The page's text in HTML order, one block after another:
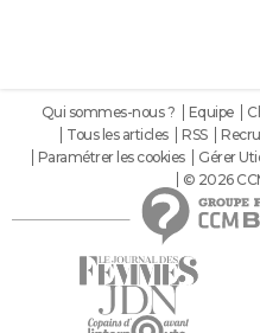
Qui sommes-nous ? Equipe
Tous les articles
RSS
Paramétrer les cookies
Gérer
© 2026